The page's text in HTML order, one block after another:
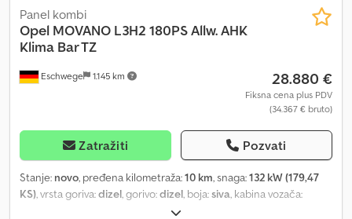
Eschwege 1.145 km
Panel kombi
Opel MOVANO L3H2 180PS Allw. AHK
Klima Bar TZ
28.880 €
Fiksna cena plus PDV
(34.367 € bruto)
Zatražiti Pozvati
Stanje: novo, pređena kilometraža:10 km, snaga:132 kW (179,47
KS), vrsta goriva:dizel, gorivo:dizel, boja:siva, kabina vozača:
, emisioni razred: